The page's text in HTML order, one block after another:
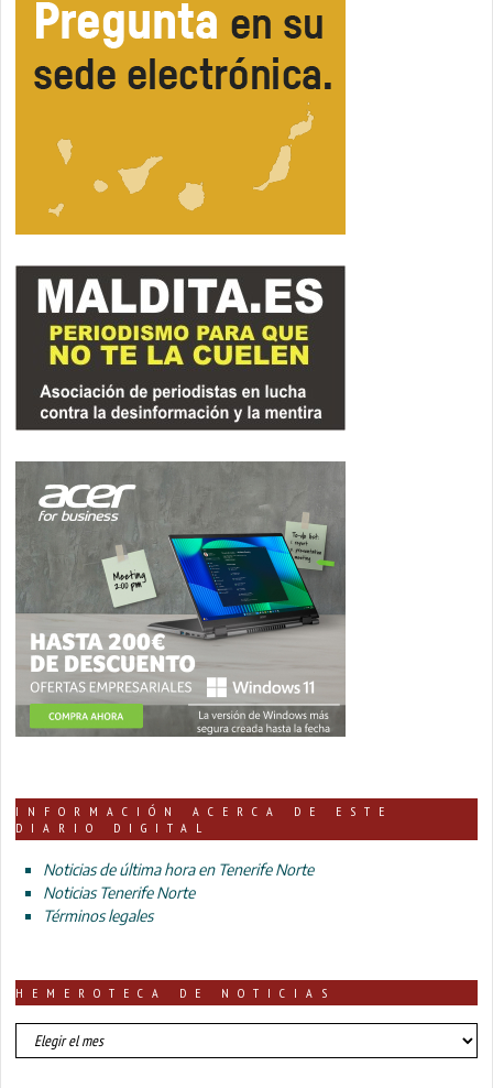
INFORMACIÓN ACERCA DE ESTE
DIARIO DIGITAL
Noticias de última hora en Tenerife Norte
Noticias Tenerife Norte
Términos legales
HEMEROTECA DE NOTICIAS
HEMEROTECA
DE